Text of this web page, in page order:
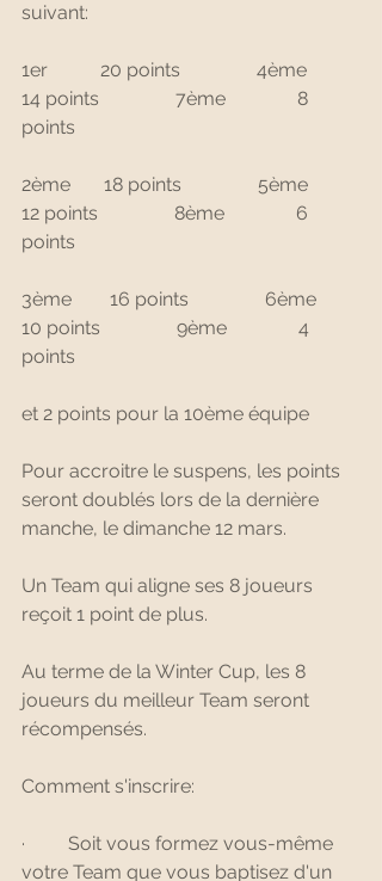
suivant:
1er           20 points                4ème
14 points                7ème               8
points
2ème       18 points                5ème
12 points                8ème               6
points
3ème        16 points                6ème
10 points                9ème               4
points
et 2 points pour la 10ème équipe
Pour accroitre le suspens, les points
seront doublés lors de la dernière
manche, le dimanche 12 mars.
Un Team qui aligne ses 8 joueurs
reçoit 1 point de plus.
Au terme de la Winter Cup, les 8
joueurs du meilleur Team seront
récompensés.
Comment s'inscrire:
·         Soit vous formez vous-même
votre Team que vous baptisez d'un